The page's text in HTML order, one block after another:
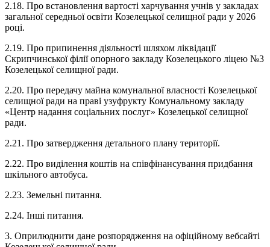
2.18. Про встановлення вартості харчування учнів у закладах
загальної середньої освіти Козелецької селищної ради у 2026
році.
2.19. Про припинення діяльності шляхом ліквідації
Скрипчинської філії опорного закладу Козелецького ліцею №3
Козелецької селищної ради.
2.20. Про передачу майна комунальної власності Козелецької
селищної ради на праві узуфрукту Комунальному закладу
«Центр надання соціальних послуг» Козелецької селищної
ради.
2.21. Про затвердження детального плану території.
2.22. Про виділення коштів на співфінансування придбання
шкільного автобуса.
2.23. Земельні питання.
2.24. Інші питання.
3. Оприлюднити дане розпорядження на офіційному вебсайті